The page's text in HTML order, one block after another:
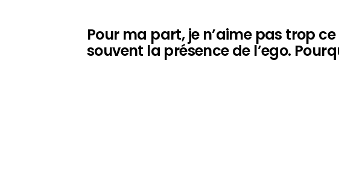
Pour ma part, je n’aime pas trop
souvent la présence de l’ego.